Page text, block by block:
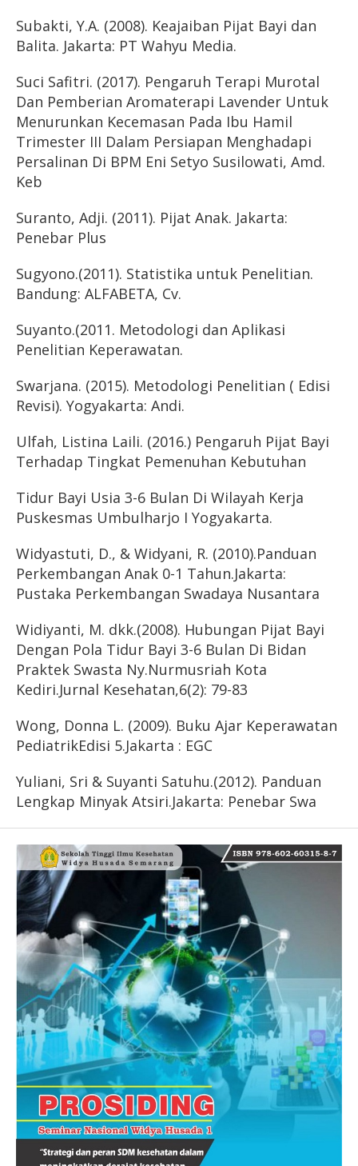
Subakti, Y.A. (2008). Keajaiban Pijat Bayi dan
Balita. Jakarta: PT Wahyu Media.
Suci Safitri. (2017). Pengaruh Terapi Murotal
Dan Pemberian Aromaterapi Lavender Untuk
Menurunkan Kecemasan Pada Ibu Hamil
Trimester III Dalam Persiapan Menghadapi
Persalinan Di BPM Eni Setyo Susilowati, Amd.
Keb
Suranto, Adji. (2011). Pijat Anak. Jakarta:
Penebar Plus
Sugyono.(2011). Statistika untuk Penelitian.
Bandung: ALFABETA, Cv.
Suyanto.(2011. Metodologi dan Aplikasi
Penelitian Keperawatan.
Swarjana. (2015). Metodologi Penelitian ( Edisi
Revisi). Yogyakarta: Andi.
Ulfah, Listina Laili. (2016.) Pengaruh Pijat Bayi
Terhadap Tingkat Pemenuhan Kebutuhan
Tidur Bayi Usia 3-6 Bulan Di Wilayah Kerja
Puskesmas Umbulharjo I Yogyakarta.
Widyastuti, D., & Widyani, R. (2010).Panduan
Perkembangan Anak 0-1 Tahun.Jakarta:
Pustaka Perkembangan Swadaya Nusantara
Widiyanti, M. dkk.(2008). Hubungan Pijat Bayi
Dengan Pola Tidur Bayi 3-6 Bulan Di Bidan
Praktek Swasta Ny.Nurmusriah Kota
Kediri.Jurnal Kesehatan,6(2): 79-83
Wong, Donna L. (2009). Buku Ajar Keperawatan
PediatrikEdisi 5.Jakarta : EGC
Yuliani, Sri & Suyanti Satuhu.(2012). Panduan
Lengkap Minyak Atsiri.Jakarta: Penebar Swa